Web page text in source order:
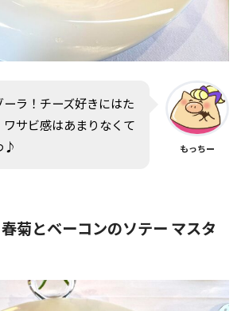
ラ！チーズ好きにはた
サビ感はあまりなくて
♪
もっちー
菊とベーコンのソテー マスタ